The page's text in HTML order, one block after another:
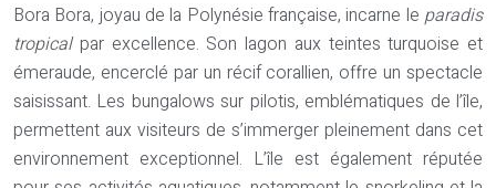
Bora Bora, joyau de la Polynésie française, incarne le paradis
tropical par excellence. Son lagon aux teintes turquoise et
émeraude, encerclé par un récif corallien, offre un spectacle
saisissant. Les bungalows sur pilotis, emblématiques de l’île,
permettent aux visiteurs de s’immerger pleinement dans cet
environnement exceptionnel. L’île est également réputée